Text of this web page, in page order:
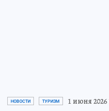
НОВОСТИ ТУРИЗМ 1 июня 2026